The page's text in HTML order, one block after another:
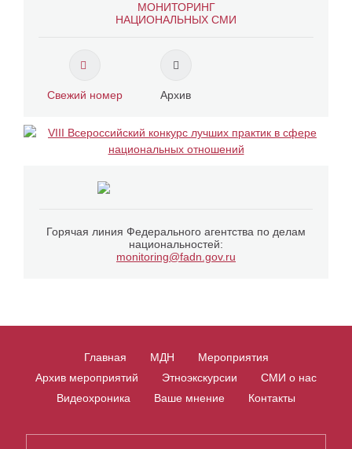
МОНИТОРИНГ
НАЦИОНАЛЬНЫХ СМИ
Свежий номер Архив
Горячая линия Федерального агентства по делам
национальностей:
monitoring@fadn.gov.ru
Главная МДН
Мероприятия
Архив мероприятий
Этноэкскурсии
СМИ о нас
Видеохроника
Ваше мнение Контакты